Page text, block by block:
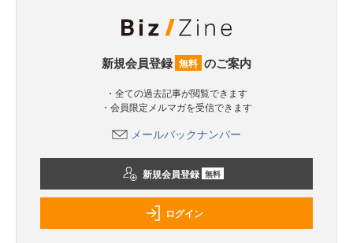
新規会員登録 無料 のご案内
・全ての過去記事が閲覧できます
・会員限定メルマガを受信できます
メールバックナンバー
新規会員登録 無料
ログイン